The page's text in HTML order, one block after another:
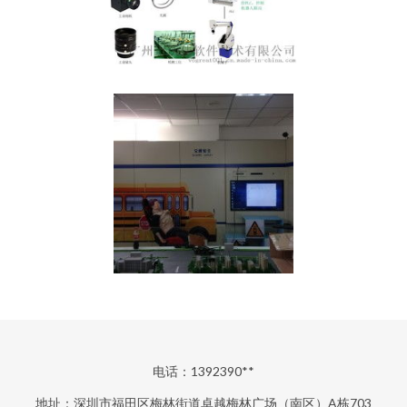
电话：1392390**
地址：深圳市福田区梅林街道卓越梅林广场（南区）A栋703